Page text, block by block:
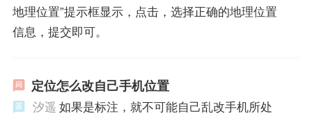
地理位置”提示框显示，点击，选择正确的地理位置
信息，提交即可。
定位怎么改自己手机位置
汐遥 如果是标注，就不可能自己乱改手机所处